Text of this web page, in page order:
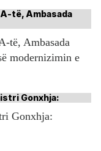
të, Ambasada
modernizimin e
Gonxhja: